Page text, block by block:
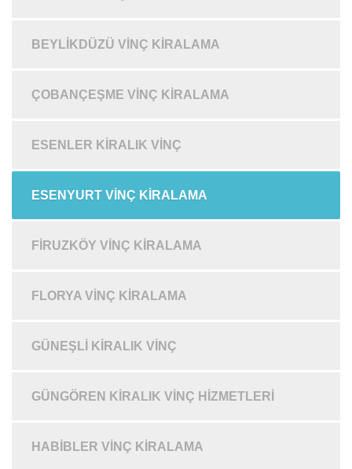
BEYLIKDÜZÜ VINÇ KIRALAMA
ÇOBANÇEŞME VINÇ KIRALAMA
ESENLER KIRALIK VINÇ
ESENYURT VINÇ KIRALAMA
FIRUZKÖY VINÇ KIRALAMA
FLORYA VINÇ KIRALAMA
GÜNEŞLI KIRALIK VINÇ
GÜNGÖREN KIRALIK VINÇ HIZMETLERI
HABIBLER VINÇ KIRALAMA